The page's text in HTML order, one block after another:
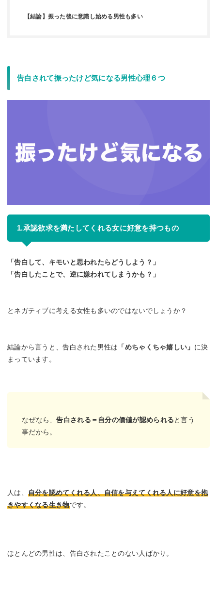
【結論】振った後に意識し始める男性も多い
告白されて振ったけど気になる男性心理６つ
1.承認欲求を満たしてくれる女に好意を持つもの
「告白して、キモいと思われたらどうしよう？」
「告白したことで、逆に嫌われてしまうかも？」
とネガティブに考える女性も多いのではないでしょうか？
結論から言うと、告白された男性は 「めちゃくちゃ嬉しい」 に決
まっています。
なぜなら、告白される＝自分の価値が認められると言う
事だから。
人は、 自分を認めてくれる人、自信を与えてくれる人に好意を抱
きやすくなる生き物です。
ほとんどの男性は、告白されたことのない人ばかり。